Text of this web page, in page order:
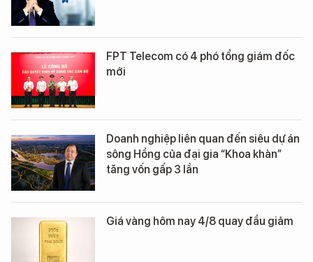
FPT Telecom có 4 phó tổng giám đốc
mới
Doanh nghiệp liên quan đến siêu dự án
sông Hồng của đại gia “Khoa khàn”
tăng vốn gấp 3 lần
Giá vàng hôm nay 4/8 quay đầu giảm